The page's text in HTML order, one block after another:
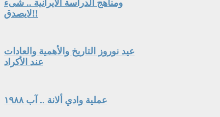
ومناهج الدراسة الأيرانية .. شىء
لايصدق!!
عيد نوروز التاريخ والأهمية والعادات
عند الأكراد
عملية وادي ألانة .. آب ١٩٨٨